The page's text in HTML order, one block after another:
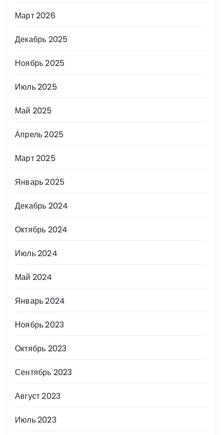
Март 2026
Декабрь 2025
Ноябрь 2025
Июль 2025
Май 2025
Апрель 2025
Март 2025
Январь 2025
Декабрь 2024
Октябрь 2024
Июль 2024
Май 2024
Январь 2024
Ноябрь 2023
Октябрь 2023
Сентябрь 2023
Август 2023
Июль 2023